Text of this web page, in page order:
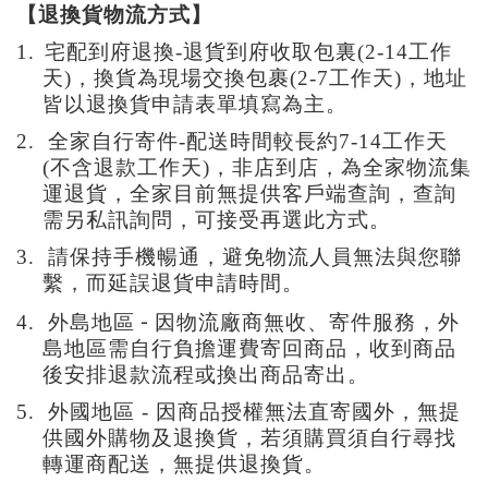
【退換貨物流方式】
1. 宅配到府退換-退貨到府收取包裏(2-14工作
天)，換貨為現場交換包裹(2-7工作天)，地址
皆以退換貨申請表單填寫為主。
2.
全家自行寄件-配送時間較長約7-14工作天
(不含退款工作天) ， 非店到店 ， 為全家物流集
運退貨 ，全家目前無提供客戶端查詢 ，查詢
需另私訊詢問 ， 可接受再選此方式。
3.
請保持手機暢通，避免物流人員無法與您聯
繫 ，而延誤退貨申請時間。
4.
外島地區 - 因物流廠商無收、寄件服務，外
島地區需自行負擔運費寄回商品，收到商品
後安排退款流程或換出商品寄出。
5.
外國地區 - 因商品授權無法直寄國外 ，無提
供國外購物及退換貨 ，若須購買須自行尋找
轉運商配送 ，無提供退換貨。